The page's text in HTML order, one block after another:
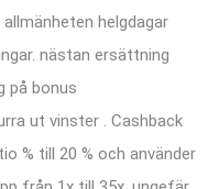
helgdagar
nästan ersättning
på bonus
ut vinster . Cashback
% till 20 % och använder